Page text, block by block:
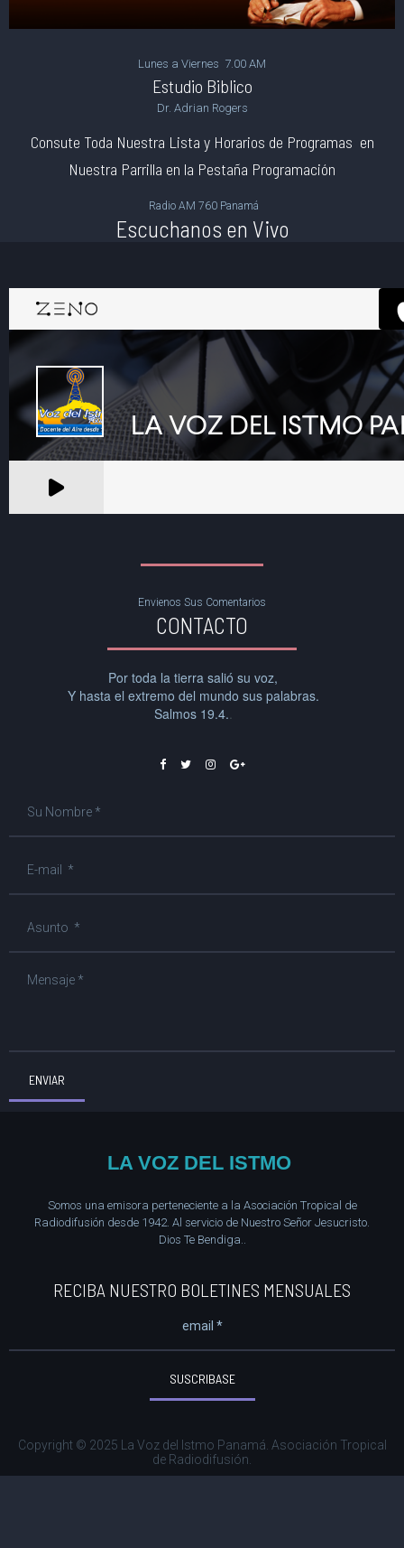
Lunes a Viernes 7.00 AM
Estudio Biblico
Dr. Adrian Rogers
Consute Toda Nuestra Lista y Horarios de Programas en
Nuestra Parrilla en la Pestaña Programación
Radio AM 760 Panamá
Escuchanos en Vivo
Envienos Sus Comentarios
CONTACTO
Por toda la tierra salió su voz,
Y hasta el extremo del mundo sus palabras.
Salmos 19.4..
   
ENVIAR
LA VOZ DEL ISTMO
Somos una emisora perteneciente a la Asociación Tropical de
Radiodifusión desde 1942. Al servicio de Nuestro Señor Jesucristo.
Dios Te Bendiga..
RECIBA NUESTRO BOLETINES MENSUALES
SUSCRIBASE
Copyright © 2025 La Voz del Istmo Panamá. Asociación Tropical
de Radiodifusión.